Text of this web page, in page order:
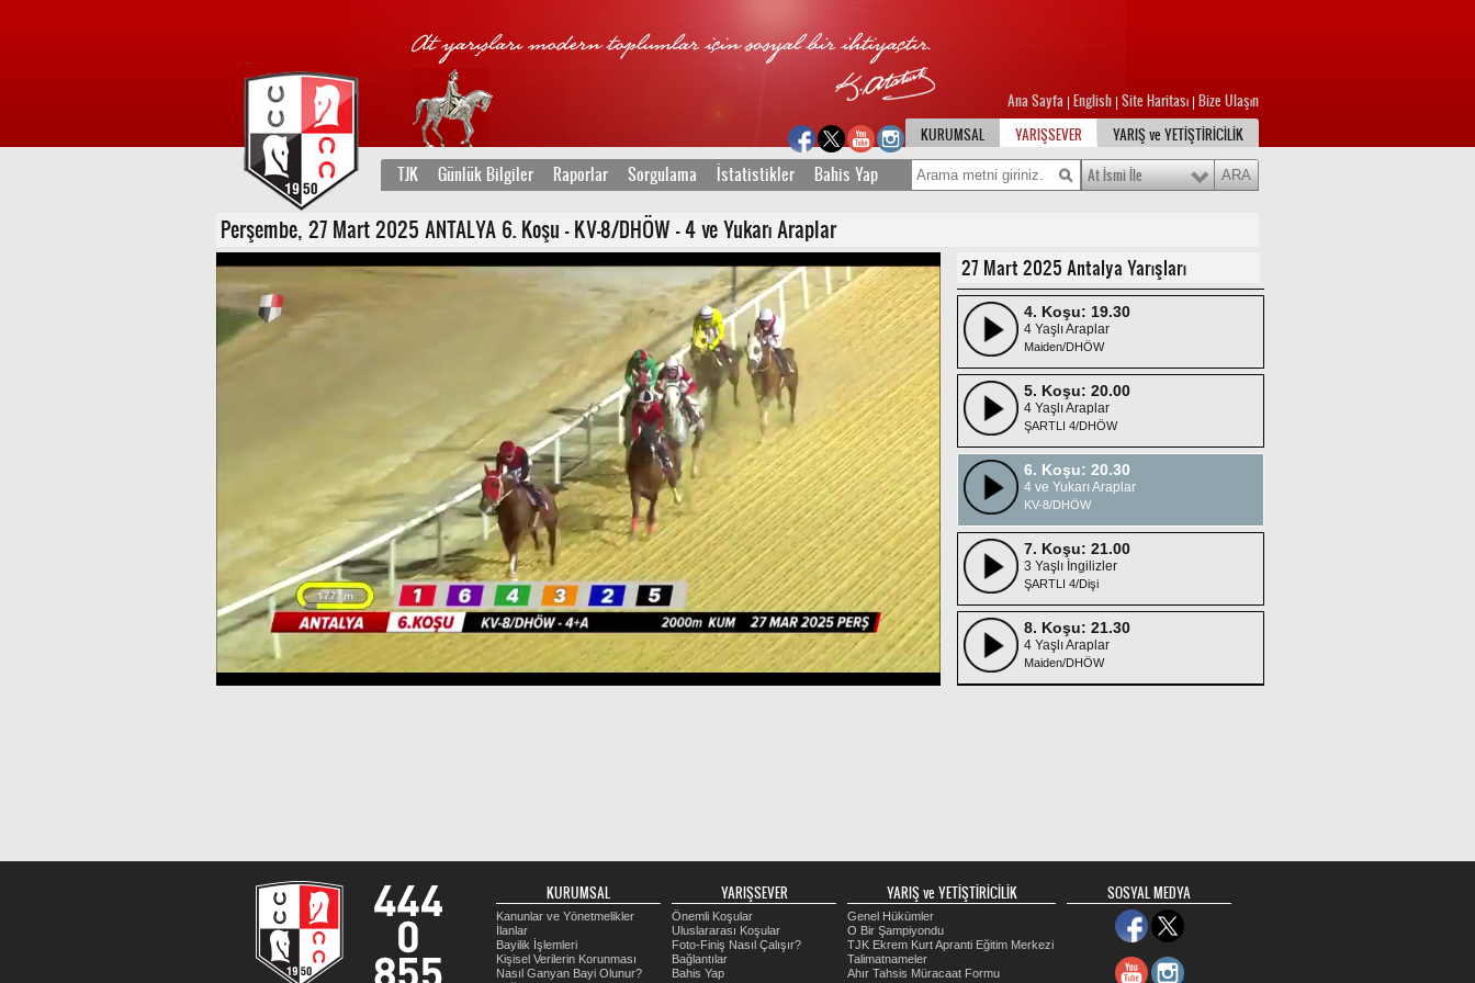
Ana Sayfa English Site Haritası Bize Ulaşın
KURUMSAL
YARIŞSEVER YARIŞ ve YETİŞTİRİCİLİK
TJK Günlük Bilgiler Raporlar Sorgulama İstatistikler Bahis Yap At İsmi İle
Perşembe, 27 Mart 2025 ANTALYA 6. Koşu - KV-8/DHÖW - 4 ve Yukarı Araplar
27 Mart 2025 Antalya Yarışları
3 Yaşlı İngilizler
Handikap 16 /H2
4 ve Yukarı İngilizler
ŞARTLI 5
Handikap 14/DHÖW /H2
4. Koşu: 19.30
4 Yaşlı Araplar
Maiden/DHÖW
5. Koşu: 20.00
4 Yaşlı Araplar
ŞARTLI 4/DHÖW
6. Koşu: 20.30
4 ve Yukarı Araplar
KV-8/DHÖW
7. Koşu: 21.00
3 Yaşlı İngilizler
ŞARTLI 4/Dişi
8. Koşu: 21.30
4 Yaşlı Araplar
Maiden/DHÖW
KURUMSAL
Kanunlar ve Yönetmelikler
İlanlar
Bayilik İşlemleri
Kişisel Verilerin Korunması
Nasıl Ganyan Bayi Olunur?
YARIŞSEVER
Önemli Koşular
Uluslararası Koşular
Foto-Finiş Nasıl Çalışır?
Bağlantılar
Bahis Yap
YARIŞ ve YETİŞTİRİCİLİK
Genel Hükümler
O Bir Şampiyondu
TJK Ekrem Kurt Apranti Eğitim Merkezi
Talimatnameler
Ahır Tahsis Müracaat Formu
SOSYAL MEDYA